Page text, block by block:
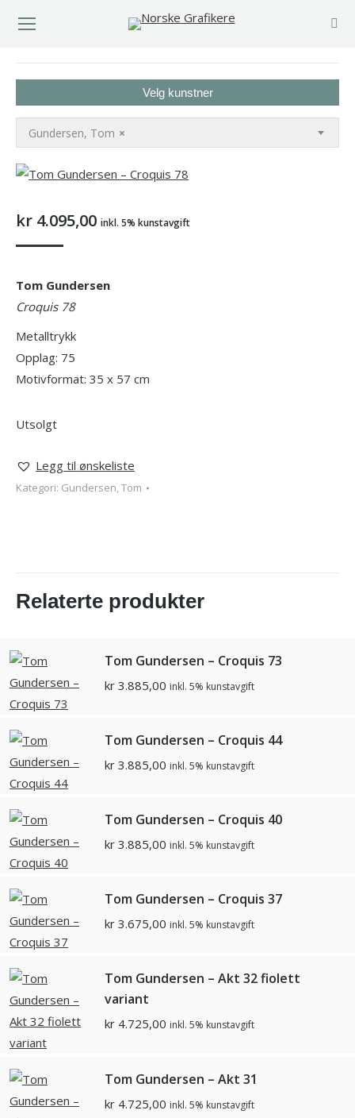
Velg kunstner
×
Gundersen, Tom
kr 4.095,00 inkl. 5% kunstavgift
Tom Gundersen
Croquis 78
Metalltrykk
Opplag: 75
Motivformat: 35 x 57 cm
Utsolgt
Legg til ønskeliste
Kategori: Gundersen, Tom
Relaterte produkter
Tom Gundersen – Croquis 73
kr 3.885,00 inkl. 5% kunstavgift
Tom Gundersen – Croquis 44
kr 3.885,00 inkl. 5% kunstavgift
Tom Gundersen – Croquis 40
kr 3.885,00 inkl. 5% kunstavgift
Tom Gundersen – Croquis 37
kr 3.675,00 inkl. 5% kunstavgift
Tom Gundersen – Akt 32 fiolett
variant
kr 4.725,00 inkl. 5% kunstavgift
Tom Gundersen – Akt 31
kr 4.725,00 inkl. 5% kunstavgift